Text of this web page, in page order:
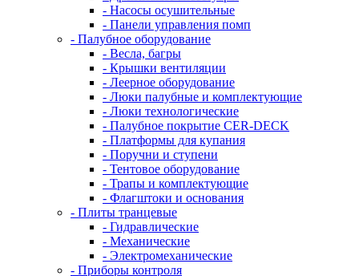
- Насосы осушительные
- Панели управления помп
- Палубное оборудование
- Весла, багры
- Крышки вентиляции
- Леерное оборудование
- Люки палубные и комплектующие
- Люки технологические
- Палубное покрытие CER-DECK
- Платформы для купания
- Поручни и ступени
- Тентовое оборудование
- Трапы и комплектующие
- Флагштоки и основания
- Плиты транцевые
- Гидравлические
- Механические
- Электромеханические
- Приборы контроля